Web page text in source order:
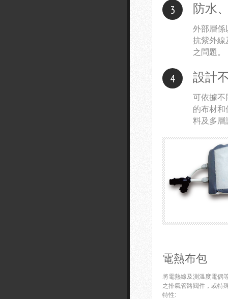
3 防水
外部層係
抗紫外線
之問題。
4 設計
可依據不
的布材和
料及多層
電熱布包
將電熱線及測溫度電偶
之排氣管路閥件，或特
特性: